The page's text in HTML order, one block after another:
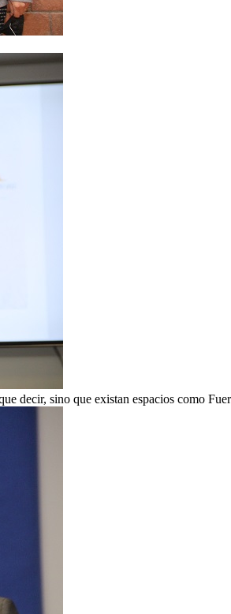
decir, sino que existan espacios como